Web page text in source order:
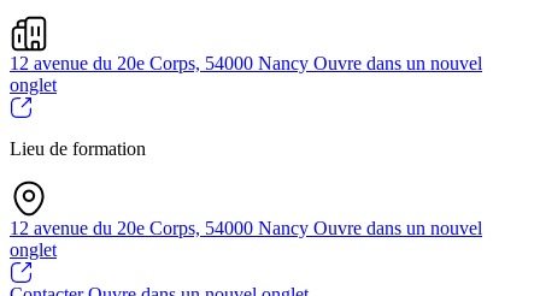
12 avenue du 20e Corps, 54000 Nancy Ouvre dans un nouvel
onglet
Lieu de formation
12 avenue du 20e Corps, 54000 Nancy Ouvre dans un nouvel
onglet